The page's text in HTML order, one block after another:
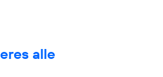
alle